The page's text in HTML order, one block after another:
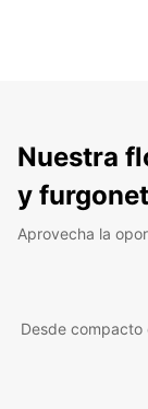
Nuestra
y
Aprovecha la
Desde compacto